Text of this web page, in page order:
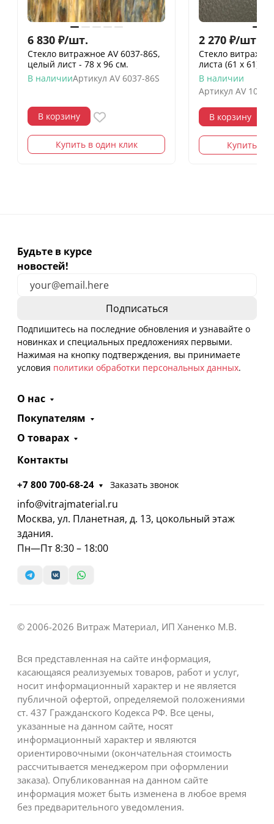
6 830 ₽/шт.
Стекло витражное AV 6037-86S,
целый лист - 78 х 96 cм.
В наличииАртикул AV 6037-86S
В корзину
Купить в один клик
2 270 ₽/шт.
Стекло
листа (61 х 61)
В наличии
Артикул AV 100G
В корзину
Купить в
Будьте в курсе
новостей!
Подпишитесь на последние обновления и узнавайте о
новинках и специальных предложениях первыми.
Нажимая на кнопку подтверждения, вы принимаете
условия политики обработки персональных данных.
О нас
Покупателям
О товарах
Контакты
+7 800 700-68-24 Заказать звонок
info@vitrajmaterial.ru
Москва, ул. Планетная, д. 13, цокольный этаж
здания.
Пн—Пт 8:30 – 18:00
© 2006-2026 Витраж Материал, ИП Ханенко М.В.
Вся представленная на сайте информация,
касающаяся реализуемых товаров, работ и услуг,
носит информационный характер и не является
публичной офертой, определяемой положениями
ст. 437 Гражданского Кодекса РФ. Все цены,
указанные на данном сайте, носят
информационный характер и являются
ориентировочными (окончательная стоимость
рассчитывается менеджером при оформлении
заказа). Опубликованная на данном сайте
информация может быть изменена в любое время
без предварительного уведомления.